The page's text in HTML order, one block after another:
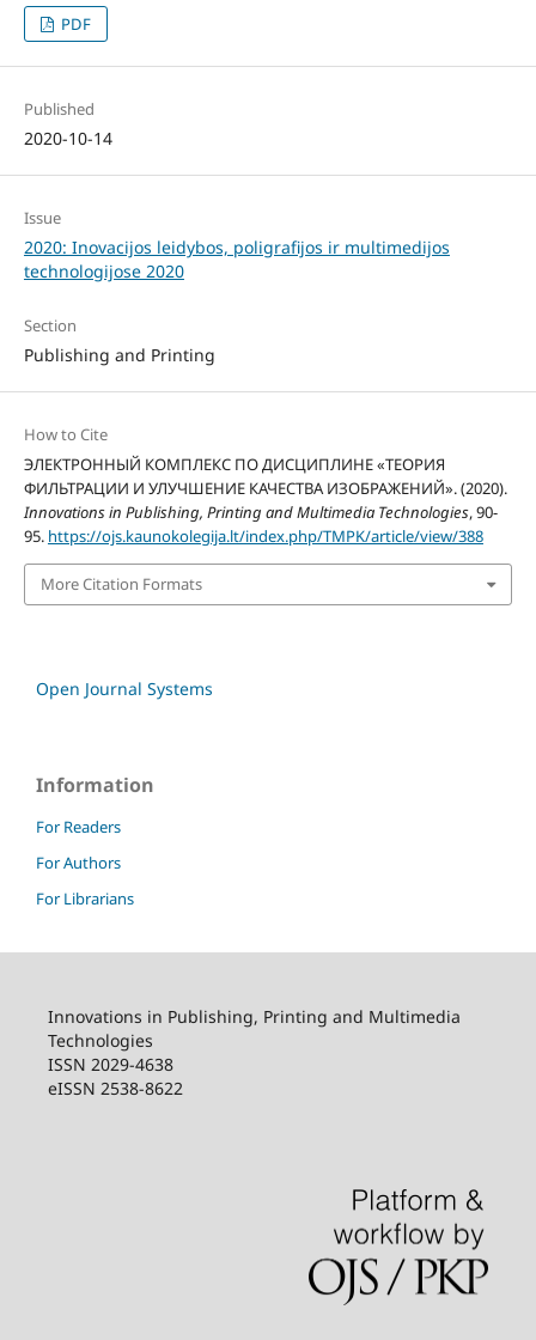
PDF
Published
2020-10-14
Issue
2020: Inovacijos leidybos, poligrafijos ir multimedijos
technologijose 2020
Section
Publishing and Printing
How to Cite
ЭЛЕКТРОННЫЙ КОМПЛЕКС ПО ДИСЦИПЛИНЕ «ТЕОРИЯ
ФИЛЬТРАЦИИ И УЛУЧШЕНИЕ КАЧЕСТВА ИЗОБРАЖЕНИЙ». (2020).
Innovations in Publishing, Printing and Multimedia Technologies, 90-
95. https://ojs.kaunokolegija.lt/index.php/TMPK/article/view/388
More Citation Formats
Open Journal Systems
Information
For Readers
For Authors
For Librarians
Innovations in Publishing, Printing and Multimedia
Technologies
ISSN 2029-4638
eISSN 2538-8622